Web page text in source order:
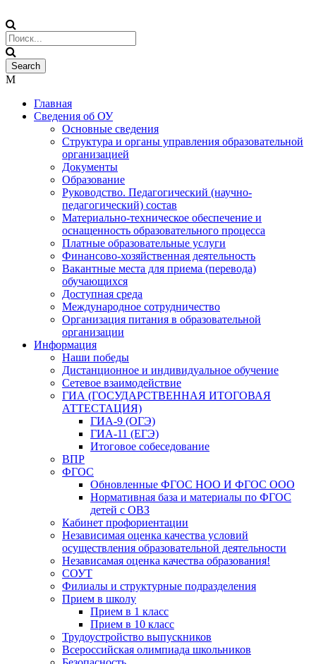
Главная
Сведения об ОУ
Основные сведения
Структура и органы управления образовательной
организацией
Документы
Образование
Руководство. Педагогический (научно-
педагогический) состав
Материально-техническое обеспечение и
оснащенность образовательного процесса
Платные образовательные услуги
Финансово-хозяйственная деятельность
Вакантные места для приема (перевода)
обучающихся
Доступная среда
Международное сотрудничество
Организация питания в образовательной
организации
Информация
Наши победы
Дистанционное и индивидуальное обучение
Сетевое взаимодействие
ГИА (ГОСУДАРСТВЕННАЯ ИТОГОВАЯ
АТТЕСТАЦИЯ)
ГИА-9 (ОГЭ)
ГИА-11 (ЕГЭ)
Итоговое собеседование
ВПР
ФГОС
Обновленные ФГОС НОО И ФГОС ООО
Нормативная база и материалы по ФГОС
детей с ОВЗ
Кабинет профориентации
Независимая оценка качества условий
осуществления образовательной деятельности
Независамая оценка качества образования!
СОУТ
Филиалы и структурные подразделения
Прием в школу
Прием в 1 класс
Прием в 10 класс
Трудоустройство выпускников
Всероссийская олимпиада школьников